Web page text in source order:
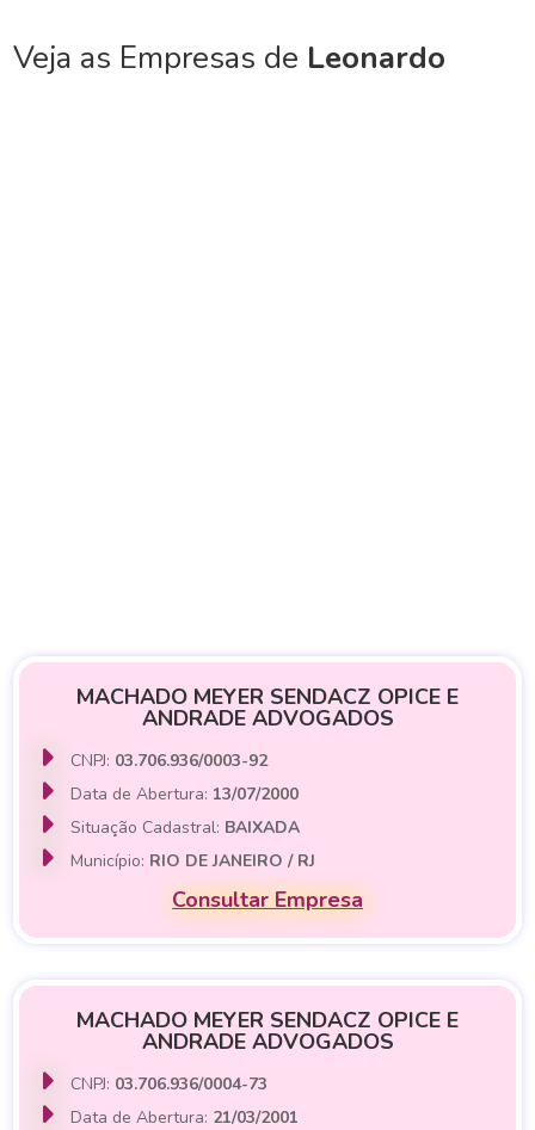
Veja as Empresas de Leonardo
MACHADO MEYER SENDACZ OPICE E
ANDRADE ADVOGADOS
CNPJ: 03.706.936/0003-92
Data de Abertura: 13/07/2000
Situação Cadastral: BAIXADA
Município: RIO DE JANEIRO / RJ
Consultar Empresa
MACHADO MEYER SENDACZ OPICE E
ANDRADE ADVOGADOS
CNPJ: 03.706.936/0004-73
Data de Abertura: 21/03/2001